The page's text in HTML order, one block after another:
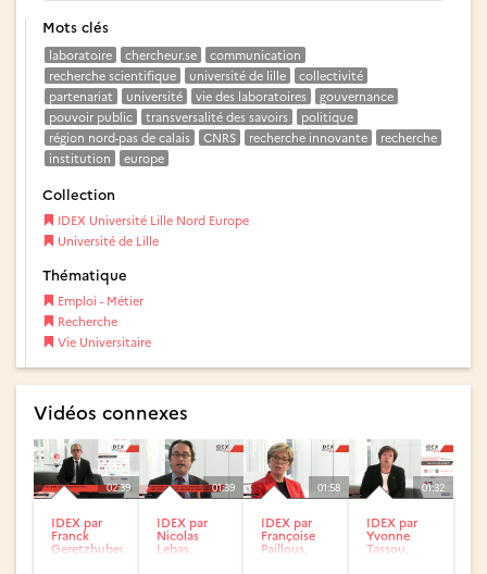
Mots clés
laboratoire chercheur.se
communication
recherche scientifique
université de lille
collectivité
partenariat
université vie des laboratoires
gouvernance
pouvoir public
transversalité des savoirs
politique
région nord-pas de calais
CNRS recherche innovante
recherche
institution
europe
Collection
IDEX Université Lille Nord Europe
Université de Lille
Thématique
Emploi - Métier
Recherche
Vie Universitaire
Vidéos connexes
02:39
IDEX par
Franck
Geretzhuber,
01:39
IDEX par
Nicolas
Lebas,
01:58
IDEX par
Françoise
Paillous,
01:32
IDEX par
Yvonne
Tassou,